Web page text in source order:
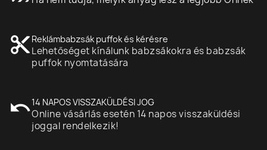
content_cut Reklámbabzsák puffok és kérésre
Lehetőséget kínálunk babzsákokra és babzsák
puffok nyomtatására
undo14 NAPOS VISSZAKÜLDÉSI JOG
Online vásárlás esetén 14 napos visszaküldési
joggal rendelkezik!